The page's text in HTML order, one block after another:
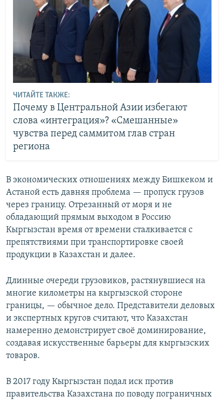
ЧИТАЙТЕ ТАКЖЕ:
Почему в Центральной Азии избегают
слова «интеграция»? «Смешанные»
чувства перед саммитом глав стран
региона
В экономических отношениях между Бишкеком и
Астаной есть давняя проблема — пропуск грузов
через границу. Отрезанный от моря и не
обладающий прямым выходом в Россию
Кыргызстан время от времени сталкивается с
препятствиями при транспортировке своей
продукции в Казахстан и далее.
Длинные очереди грузовиков, растянувшиеся на
многие километры на кыргызской стороне
границы, — обычное дело. Представители деловых
и экспертных кругов считают, что Казахстан
намеренно демонстрирует своё доминирование,
создавая искусственные барьеры для кыргызских
товаров.
В 2017 году Кыргызстан подал иск против
правительства Казахстана по поводу пограничных